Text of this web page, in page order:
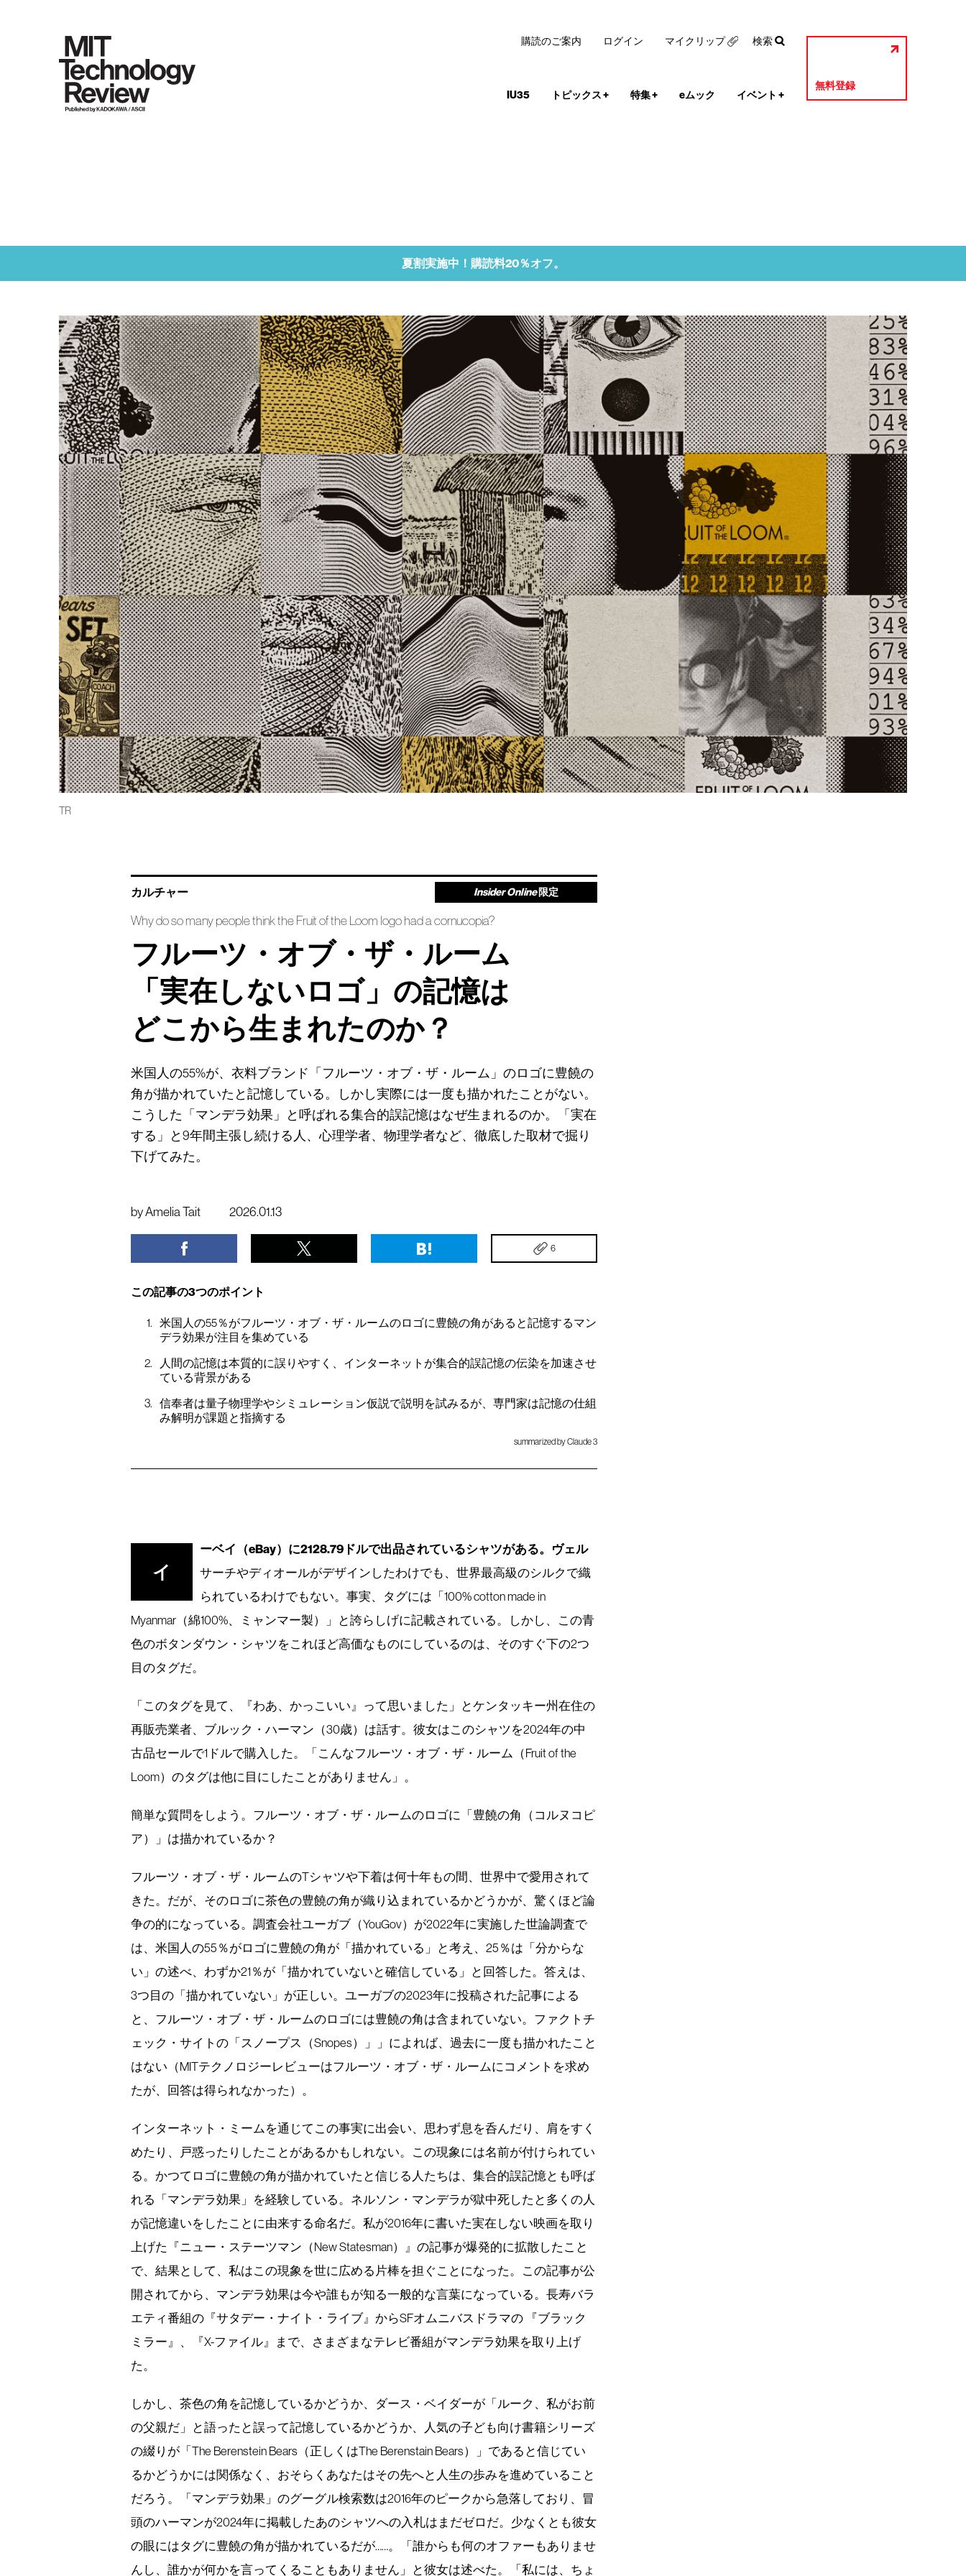
IU35 トピックス+ 特集+ eムック イベント +
無料登録
購読のご案内 ログイン マイクリップ 検索
夏割実施中！購読料20％オフ。
TR
カルチャー Insider Online 限定
Why do so many people think the Fruit of the Loom logo had a cornucopia?
フルーツ・オブ・ザ・ルーム
「実在しないロゴ」の記憶は
どこから生まれたのか？
米国人の55%が、衣料ブランド「フルーツ・オブ・ザ・ルーム」のロゴに豊饒の
角が描かれていたと記憶している。しかし実際には一度も描かれたことがない。
こうした「マンデラ効果」と呼ばれる集合的誤記憶はなぜ生まれるのか。「実在
する」と9年間主張し続ける人、心理学者、物理学者など、徹底した取材で掘り
下げてみた。
byAmelia Tait 2026.01.13
6
この記事の3つのポイント
米国人の55％がフルーツ・オブ・ザ・ルームのロゴに豊饒の角があると記憶するマン
デラ効果が注目を集めている
人間の記憶は本質的に誤りやすく、インターネットが集合的誤記憶の伝染を加速させ
ている背景がある
信奉者は量子物理学やシミュレーション仮説で説明を試みるが、専門家は記憶の仕組
み解明が課題と指摘する
summarized by Claude 3
イ
ーベイ（eBay）に2128.79ドルで出品されているシャツがある。ヴェル
サーチやディオールがデザインしたわけでも、世界最高級のシルクで織
られているわけでもない。事実、タグには「100% cotton made in
Myanmar（綿100%、ミャンマー製）」と誇らしげに記載されている。しかし、この青
色のボタンダウン・シャツをこれほど高価なものにしているのは、そのすぐ下の2つ
目のタグだ。
「このタグを見て、『わあ、かっこいい』って思いました」とケンタッキー州在住の
再販売業者、ブルック・ハーマン（30歳）は話す。彼女はこのシャツを2024年の中
古品セールで1ドルで購入した。「こんなフルーツ・オブ・ザ・ルーム（Fruit of the
Loom）のタグは他に目にしたことがありません」。
簡単な質問をしよう。フルーツ・オブ・ザ・ルームのロゴに「豊饒の角（コルヌコピ
ア）」は描かれているか？
フルーツ・オブ・ザ・ルームのTシャツや下着は何十年もの間、世界中で愛用されて
きた。だが、そのロゴに茶色の豊饒の角が織り込まれているかどうかが、驚くほど論
争の的になっている。調査会社ユーガブ（YouGov）が2022年に実施した世論調査で
は、米国人の55％がロゴに豊饒の角が「描かれている」と考え、25％は「分からな
い」の述べ、わずか21％が「描かれていないと確信している」と回答した。答えは、
3つ目の「描かれていない」が正しい。ユーガブの2023年に投稿された記事による
と、フルーツ・オブ・ザ・ルームのロゴには豊饒の角は含まれていない。ファクトチ
ェック・サイトの「スノープス（Snopes）」」によれば、過去に一度も描かれたこと
はない（MITテクノロジーレビューはフルーツ・オブ・ザ・ルームにコメントを求め
たが、回答は得られなかった）。
インターネット・ミームを通じてこの事実に出会い、思わず息を呑んだり、肩をすく
めたり、戸惑ったりしたことがあるかもしれない。この現象には名前が付けられてい
る。かつてロゴに豊饒の角が描かれていたと信じる人たちは、集合的誤記憶とも呼ば
れる「マンデラ効果」を経験している。ネルソン・マンデラが獄中死したと多くの人
が記憶違いをしたことに由来する命名だ。私が2016年に書いた実在しない映画を取り
上げた『ニュー・ステーツマン（New Statesman）』の記事が爆発的に拡散したこと
で、結果として、私はこの現象を世に広める片棒を担ぐことになった。この記事が公
開されてから、マンデラ効果は今や誰もが知る一般的な言葉になっている。長寿バラ
エティ番組の『サタデー・ナイト・ライブ』からSFオムニバスドラマの 『ブラック
ミラー』、『X-ファイル』まで、さまざまなテレビ番組がマンデラ効果を取り上げ
た。
しかし、茶色の角を記憶しているかどうか、ダース・ベイダーが「ルーク、私がお前
の父親だ」と語ったと誤って記憶しているかどうか、人気の子ども向け書籍シリーズ
の綴りが「The Berenstein Bears（正しくはThe Berenstain Bears）」であると信じてい
るかどうかには関係なく、おそらくあなたはその先へと人生の歩みを進めていること
だろう。「マンデラ効果」のグーグル検索数は2016年のピークから急落しており、冒
頭のハーマンが2024年に掲載したあのシャツへの入札はまだゼロだ。少なくとも彼女
の眼にはタグに豊饒の角が描かれているだが……。「誰からも何のオファーもありませ
んし、誰かが何かを言ってくることもありません」と彼女は述べた。「私には、ちょ